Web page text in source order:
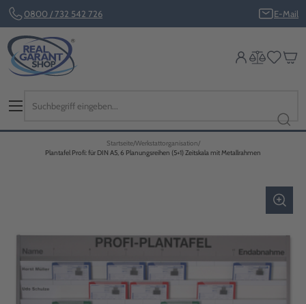
0800 / 732 542 726 E-Mail
Startseite Werkstattorganisation
Plantafel Profi: für DIN A5, 6 Planungsreihen (5+1) Zeitskala mit Metallrahmen